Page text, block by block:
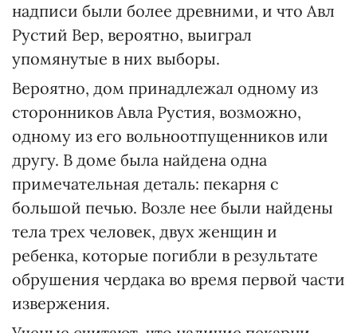
надписи были более древними, и что Авл
Рустий Вер, вероятно, выиграл
упомянутые в них выборы.
Вероятно, дом принадлежал одному из
сторонников Авла Рустия, возможно,
одному из его вольноотпущенников или
другу. В доме была найдена одна
примечательная деталь: пекарня с
большой печью. Возле нее были найдены
тела трех человек, двух женщин и
ребенка, которые погибли в результате
обрушения чердака во время первой части
извержения.